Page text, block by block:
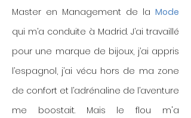
Master en Management de la Mode
qui m’a conduite à Madrid. J’ai travaillé
pour une marque de bijoux, j’ai appris
l’espagnol, j’ai vécu hors de ma zone
de confort et l’adrénaline de l’aventure
me boostait. Mais le flou m'a